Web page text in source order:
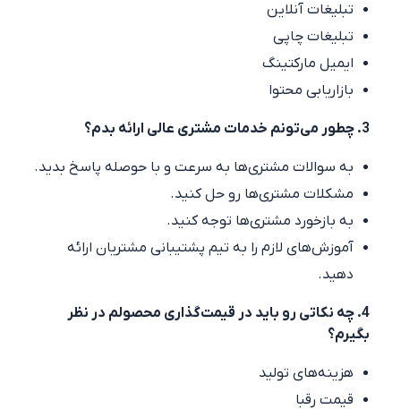
تبلیغات آنلاین
تبلیغات چاپی
ایمیل مارکتینگ
بازاریابی محتوا
3. چطور می‌تونم خدمات مشتری عالی ارائه بدم؟
به سوالات مشتری‌ها به سرعت و با حوصله پاسخ بدید.
مشکلات مشتری‌ها رو حل کنید.
به بازخورد مشتری‌ها توجه کنید.
آموزش‌های لازم را به تیم پشتیبانی مشتریان ارائه
دهید.
4. چه نکاتی رو باید در قیمت‌گذاری محصولم در نظر
بگیرم؟
هزینه‌های تولید
قیمت رقبا